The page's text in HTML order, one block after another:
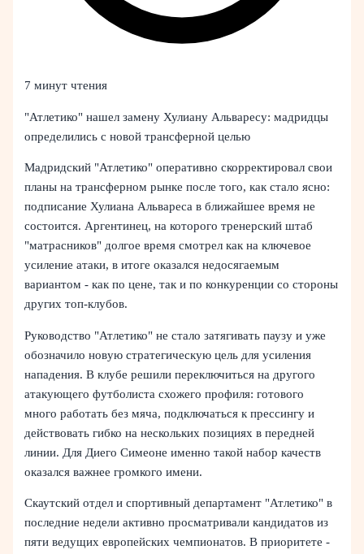
7 минут чтения
"Атлетико" нашел замену Хулиану Альваресу: мадридцы
определились с новой трансферной целью
Мадридский "Атлетико" оперативно скорректировал свои
планы на трансферном рынке после того, как стало ясно:
подписание Хулиана Альвареса в ближайшее время не
состоится. Аргентинец, на которого тренерский штаб
"матрасников" долгое время смотрел как на ключевое
усиление атаки, в итоге оказался недосягаемым
вариантом - как по цене, так и по конкуренции со стороны
других топ-клубов.
Руководство "Атлетико" не стало затягивать паузу и уже
обозначило новую стратегическую цель для усиления
нападения. В клубе решили переключиться на другого
атакующего футболиста схожего профиля: готового
много работать без мяча, подключаться к прессингу и
действовать гибко на нескольких позициях в передней
линии. Для Диего Симеоне именно такой набор качеств
оказался важнее громкого имени.
Скаутский отдел и спортивный департамент "Атлетико" в
последние недели активно просматривали кандидатов из
пяти ведущих европейских чемпионатов. В приоритете -